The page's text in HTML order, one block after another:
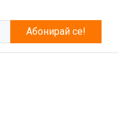
Абонирай се!